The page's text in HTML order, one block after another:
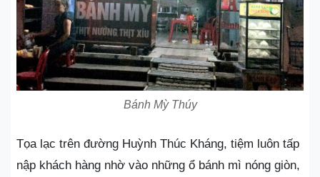
Bánh Mỳ Thúy
Tọa lạc trên đường Huỳnh Thúc Kháng, tiệm luôn tấp
nập khách hàng nhờ vào những ổ bánh mì nóng giòn,